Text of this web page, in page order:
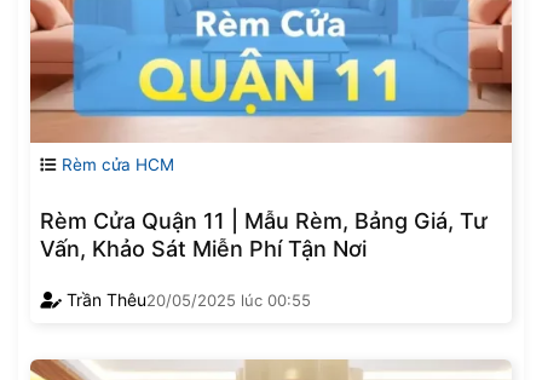
Rèm cửa HCM
Rèm Cửa Quận 11 | Mẫu Rèm, Bảng Giá, Tư
Vấn, Khảo Sát Miễn Phí Tận Nơi
Trần Thêu20/05/2025 lúc 00:55